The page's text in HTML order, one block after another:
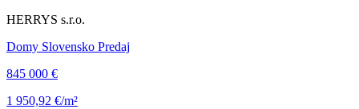
HERRYS s.r.o.
Domy Slovensko Predaj
845 000 €
1 950,92 €/m²